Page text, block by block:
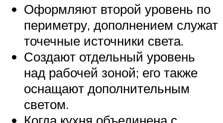
Оформляют второй уровень по
периметру, дополнением служат
точечные источники света.
Создают отдельный уровень
над рабочей зоной; его также
оснащают дополнительным
светом.
Когда кухня объединена с